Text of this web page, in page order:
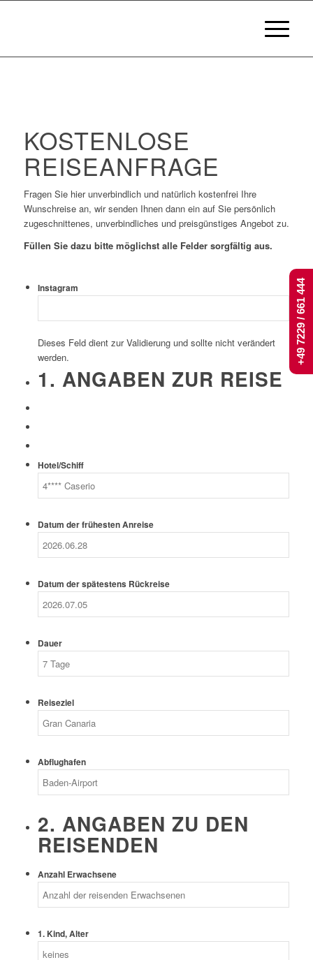
KOSTENLOSE
REISEANFRAGE
Fragen Sie hier unverbindlich und natürlich kostenfrei Ihre
Wunschreise an, wir senden Ihnen dann ein auf Sie persönlich
zugeschnittenes, unverbindliches und preisgünstiges Angebot zu.
Füllen Sie dazu bitte möglichst alle Felder sorgfältig aus.
Instagram
Dieses Feld dient zur Validierung und sollte nicht verändert
werden.
1. ANGABEN ZUR REISE
Hotel/Schiff
Datum der frühesten Anreise
Datum der spätestens Rückreise
Dauer
Reiseziel
Abflughafen
2. ANGABEN ZU DEN
REISENDEN
Anzahl Erwachsene
1. Kind, Alter
+49 7229 / 661 444